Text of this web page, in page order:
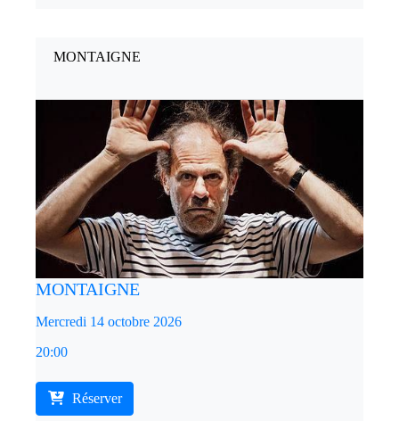
MONTAIGNE
MONTAIGNE
Mercredi 14 octobre 2026
20:00
Réserver